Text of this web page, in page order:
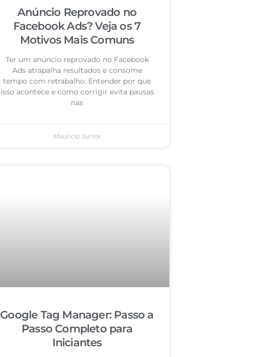
Anúncio Reprovado no
Facebook Ads? Veja os 7
Motivos Mais Comuns
Ter um anúncio reprovado no Facebook
Ads atrapalha resultados e consome
tempo com retrabalho. Entender por que
isso acontece e como corrigir evita pausas
nas
Mauricio Junior
Google Tag Manager: Passo a
Passo Completo para
Iniciantes